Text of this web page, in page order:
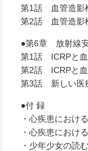
第1話 血管造影
第2話 血管造影
●第6章 放射線
第1話 ICRPと血
第2話 ICRPと血
第3話 新しい医
●付 録
・心疾患におけ
・心疾患におけ
・少年少女の読